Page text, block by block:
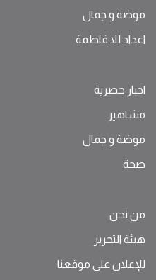
موضة ‫و‬ ‫‬‫جمال‬
اعداد للا فاطمة
اخبار حصرية
مشاهير
موضة ‫و‬ ‫‬‫جمال‬
صحة
من نحن
هيئة التحرير
للإعلان على موقعنا